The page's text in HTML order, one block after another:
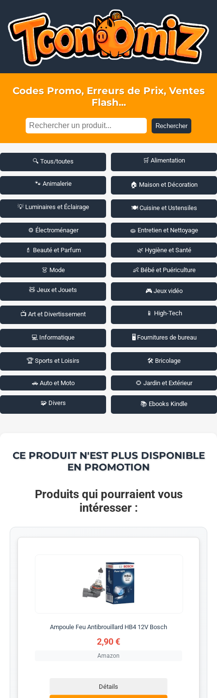
Codes Promo, Erreurs de Prix, Ventes
Flash...
Rechercher
🔍 Tous/toutes 🛒 Alimentation
🐾 Animalerie 🏠 Maison et Décoration
💡 Luminaires et Éclairage 🍽️ Cuisine et Ustensiles
⚙️ Électroménager 🧽 Entretien et Nettoyage
💄 Beauté et Parfum 🌿 Hygiène et Santé
👗 Mode 👶 Bébé et Puériculture
🧸 Jeux et Jouets 🎮 Jeux vidéo
📺 Art et Divertissement 📱 High-Tech
💻 Informatique 🖥️ Fournitures de bureau
🏆 Sports et Loisirs 🛠️ Bricolage
🚗 Auto et Moto 🌻 Jardin et Extérieur
🧩 Divers 📚 Ebooks Kindle
CE PRODUIT N'EST PLUS DISPONIBLE
EN PROMOTION
Produits qui pourraient vous
intéresser :
Ampoule Feu Antibrouillard HB4 12V Bosch
2,90 €
Amazon
Détails